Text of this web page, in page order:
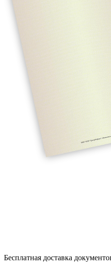
Бесплатная доставка